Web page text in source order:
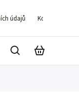
údajů Kontakty